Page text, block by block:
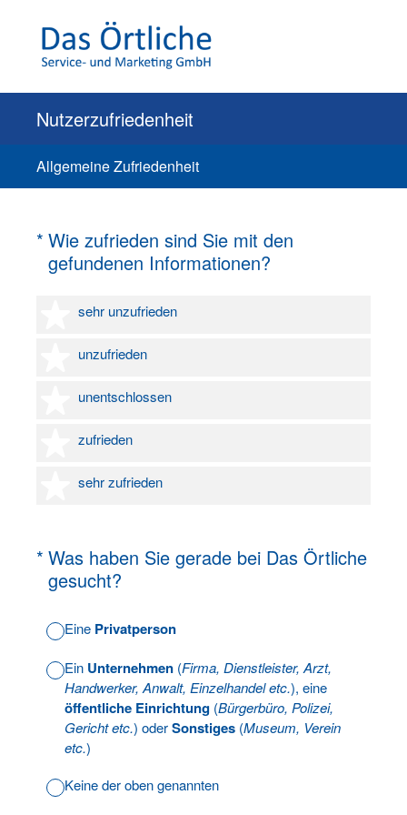
Nutzerzufriedenheit
Allgemeine Zufriedenheit
* Wie zufrieden sind Sie mit den
gefundenen Informationen?
(Erforderlich.)
sehr unzufrieden
1 Stern
unzufrieden
2 Sterne
unentschlossen
3 Sterne
zufrieden
4 Sterne
sehr zufrieden
5 Sterne
* Was haben Sie gerade bei Das Örtliche
gesucht?
(Erforderlich.)
Eine Privatperson
Ein Unternehmen (Firma, Dienstleister, Arzt,
Handwerker, Anwalt, Einzelhandel etc.), eine
öffentliche Einrichtung (Bürgerbüro, Polizei,
Gericht etc.) oderSonstiges (Museum, Verein
etc.)
Keine der oben genannten